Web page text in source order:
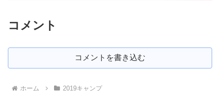
コメント
コメントを書き込む
ホーム 2019キャンプ